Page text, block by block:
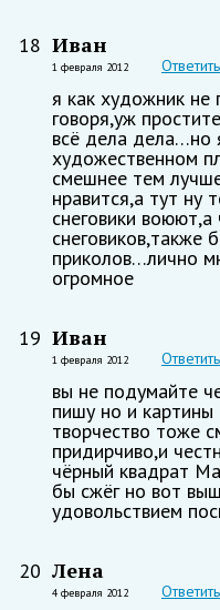
18 Иван
1 февраля 2012 Ответить
я как художник не
говоря,уж
всё дела
художественном
смешнее тем
нравится,а тут ну
снеговики
приколов…лично
огромное
19 Иван
1 февраля 2012 Ответить
вы не подумайте
пишу но и
творчество тоже
придирчиво,и
чёрный квадрат
бы сжёг но вот
удовольствием
20 Лена
4 февраля 2012 Ответить